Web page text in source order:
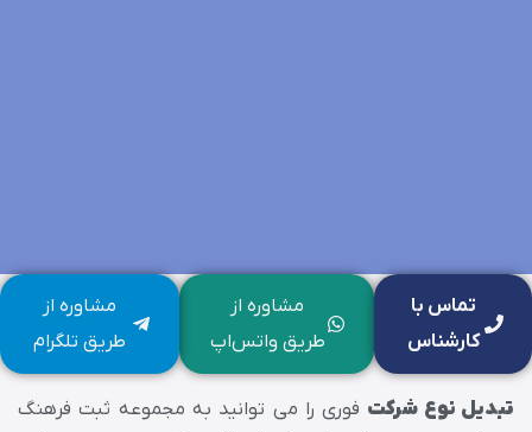
مشاوره از
طریق واتس‌اپ
مشاوره از
طریق تلگرام
تماس با
کارشناس
تبدیل نوع شرکت فوری را می توانید به مجموعه ثبت فرهنگ